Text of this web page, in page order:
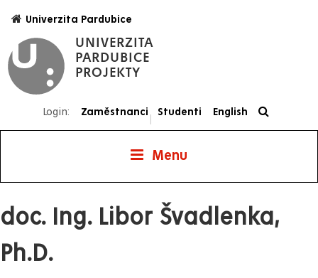
hlavnímu
obsahu
UNIVERZITA
PARDUBICE
PROJEKTY
Univerzita Pardubice
Login: Zaměstnanci
|
Studenti English
Menu
doc. Ing. Libor Švadlenka,
Ph.D.